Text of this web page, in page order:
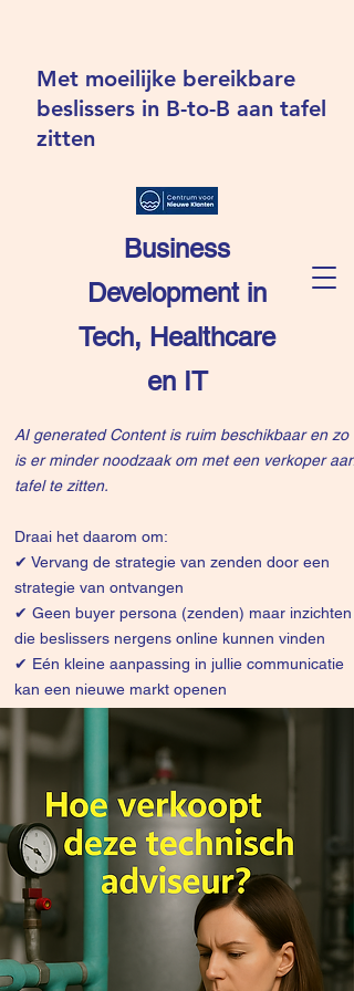
Business
Development in
Tech, Healthcare
en IT
Met moeilijke bereikbare
beslissers in B-to-B aan tafel
zitten
AI generated Content is ruim beschikbaar en zo
is er minder noodzaak om met een verkoper aan
tafel te zitten.
Draai het daarom om:
✔ Vervang de strategie van zenden door een
strategie van ontvangen
✔ Geen buyer persona (zenden) maar inzichten
die beslissers nergens online kunnen vinden
✔ Eén kleine aanpassing in jullie communicatie
kan een nieuwe markt openen